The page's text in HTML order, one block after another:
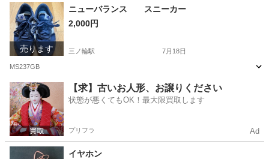
東京 台東区 三ノ輪駅
売ります
ニューバランス スニーカー
2,000円
三ノ輪駅 7月18日
MS237GB
東京 台東区 三ノ輪駅 靴
【求】古いお人形、お譲りください
状態が悪くてもOK！最大限買取します
プリフラ Ad
イヤホン